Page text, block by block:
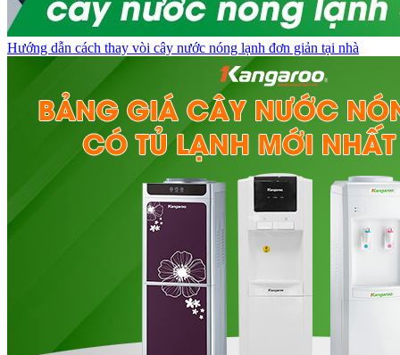
Hướng dẫn cách thay vòi cây nước nóng lạnh đơn giản tại nhà